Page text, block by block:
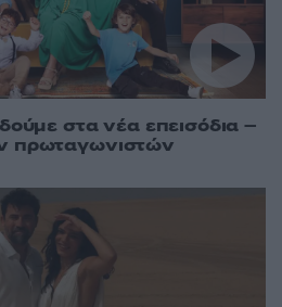
στα νέα επεισόδια –
πρωταγωνιστών